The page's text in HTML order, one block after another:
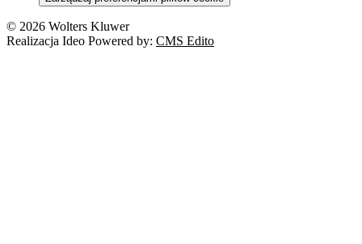
Prawo autorskie
© 2026 Wolters Kluwer
Realizacja Ideo Powered by: CMS Edito